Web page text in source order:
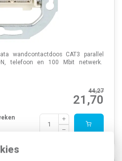
wandcontactdoos CAT3 parallel
telefoon en 100 Mbit netwerk.
44,27
21,70